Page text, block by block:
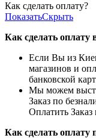
Как сделать оплату?
ПоказатьСкрыть
Как сделать оплату
Если Вы из
магазинов и
банковской
Мы можем
Заказ по
Оплатить
Как сделать оплату